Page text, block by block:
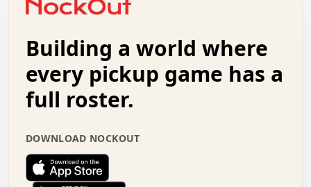
+   .   .   .   .   .   .   .   .   .   +   .   .
.   .   .   .   .   .   .   .   .   .   .   :   .
.   .   .   .   +   .   .   .   .   .   .   .   +
.   :   .   .   .   .   .   .   .   .   o   .   .
.   .   x   .   .   .   .   .   .   :   .   .   o
.   .   .   .   :   .   .   .   .   o   .   .   .
.   .   .   .   .   .   .   :   .   .   .   .   .
.   .   .   .   .   .   .   +   .   .   x   .   .
.   .   .   .   .   :   +   .   .   .   .   .   o
.   .   .   .   .   .   .   .   .   .   .   .   .
Building a world where
every pickup game has a
full roster.
DOWNLOAD NOCKOUT